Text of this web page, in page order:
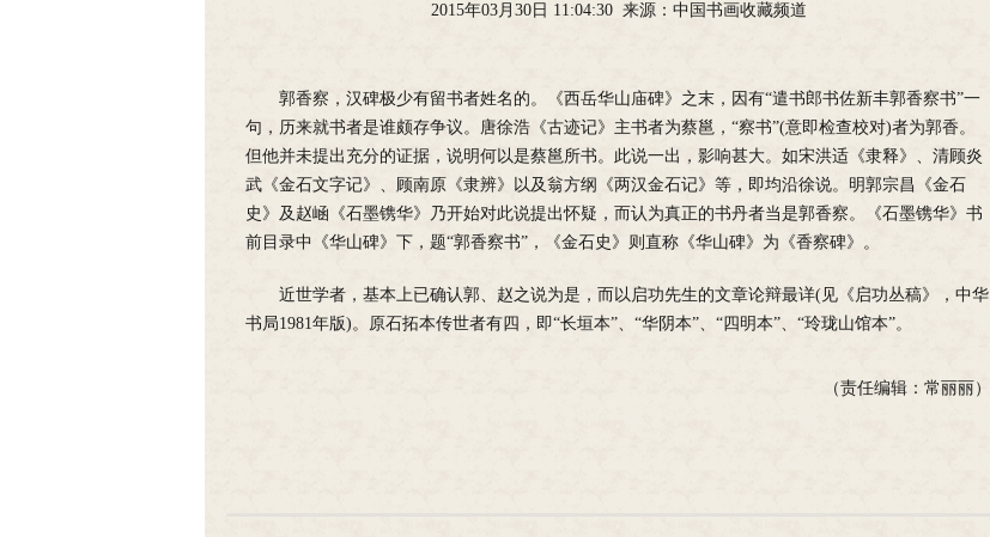
2015年03月30日 11:04:30 来源：中国书画收藏频道
郭香察，汉碑极少有留书者姓名的。《西岳华山庙碑》之末，因有“遣书郎书佐新丰郭香察书”一
句，历来就书者是谁颇存争议。唐徐浩《古迹记》主书者为蔡邕，“察书”(意即检查校对)者为郭香。
但他并未提出充分的证据，说明何以是蔡邕所书。此说一出，影响甚大。如宋洪适《隶释》、清顾炎
武《金石文字记》、顾南原《隶辨》以及翁方纲《两汉金石记》等，即均沿徐说。明郭宗昌《金石
史》及赵崡《石墨镌华》乃开始对此说提出怀疑，而认为真正的书丹者当是郭香察。《石墨镌华》书
前目录中《华山碑》下，题“郭香察书”，《金石史》则直称《华山碑》为《香察碑》。
近世学者，基本上已确认郭、赵之说为是，而以启功先生的文章论辩最详(见《启功丛稿》，中华
书局1981年版)。原石拓本传世者有四，即“长垣本”、“华阴本”、“四明本”、“玲珑山馆本”。
（责任编辑：常丽丽）